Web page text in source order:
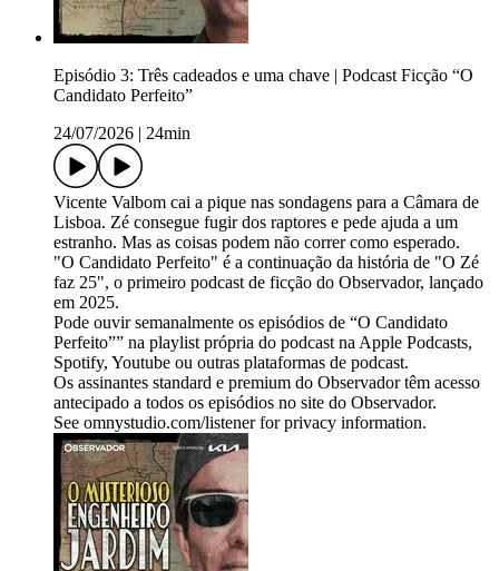
Episódio 3: Três cadeados e uma chave | Podcast Ficção “O
Candidato Perfeito”
24/07/2026
24min
Vicente Valbom cai a pique nas sondagens para a Câmara de
Lisboa. Zé consegue fugir dos raptores e pede ajuda a um
estranho. Mas as coisas podem não correr como esperado.
"O Candidato Perfeito" é a continuação da história de "O Zé
faz 25", o primeiro podcast de ficção do Observador, lançado
em 2025.
Pode ouvir semanalmente os episódios de “O Candidato
Perfeito”” na playlist própria do podcast na Apple Podcasts,
Spotify, Youtube ou outras plataformas de podcast.
Os assinantes standard e premium do Observador têm acesso
antecipado a todos os episódios no site do Observador.
See omnystudio.com/listener for privacy information.